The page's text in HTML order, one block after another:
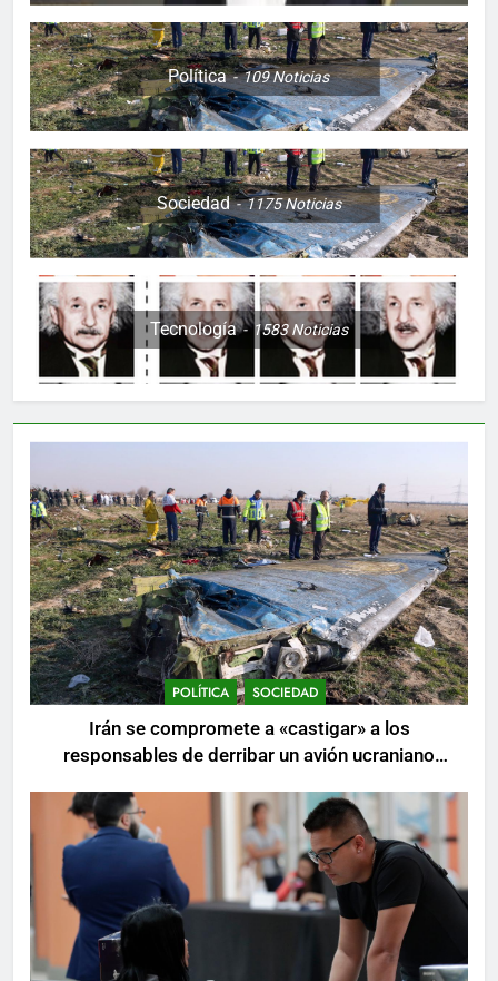
Política 109Noticias
Sociedad 1175Noticias
Tecnología 1583Noticias
POLÍTICA SOCIEDAD
Irán se compromete a «castigar» a los
responsables de derribar un avión ucraniano